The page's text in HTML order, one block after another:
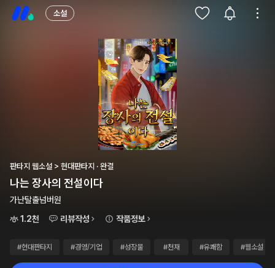
소설
판타지 웹소설 > 현대판타지 · 완결
나는 장사의 전설이다
가난탈출넘버원
1.2천
리뷰작성 작품정보
#현대판타지 #경영/기업 #성장물 #천재 #유쾌함 #웹소설